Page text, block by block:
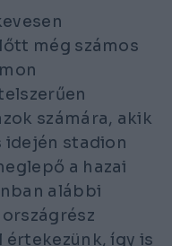
még számos
számára, akik
stadion
a hazai
alábbi
így is